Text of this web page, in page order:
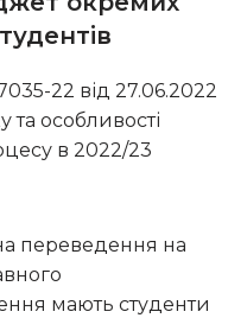
22 від 27.06.2022
та особливості
в 2022/23
переведення на
мають студенти